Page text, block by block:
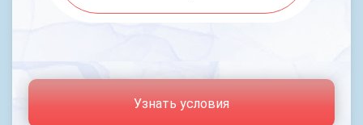
Узнать условия